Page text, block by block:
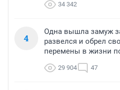
34 342
4
Одна вышла замуж
развелся и обрел
перемены в жизни
29 904 47